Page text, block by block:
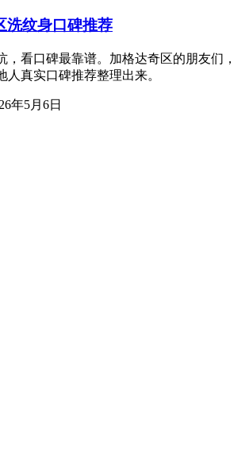
洗纹身口碑推荐
，看口碑最靠谱。加格达奇区的朋友们，
人真实口碑推荐整理出来。
年5月6日